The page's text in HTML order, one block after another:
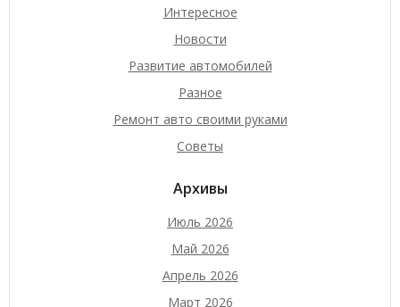
Интересное
Новости
Развитие автомобилей
Разное
Ремонт авто своими руками
Советы
Архивы
Июль 2026
Май 2026
Апрель 2026
Март 2026